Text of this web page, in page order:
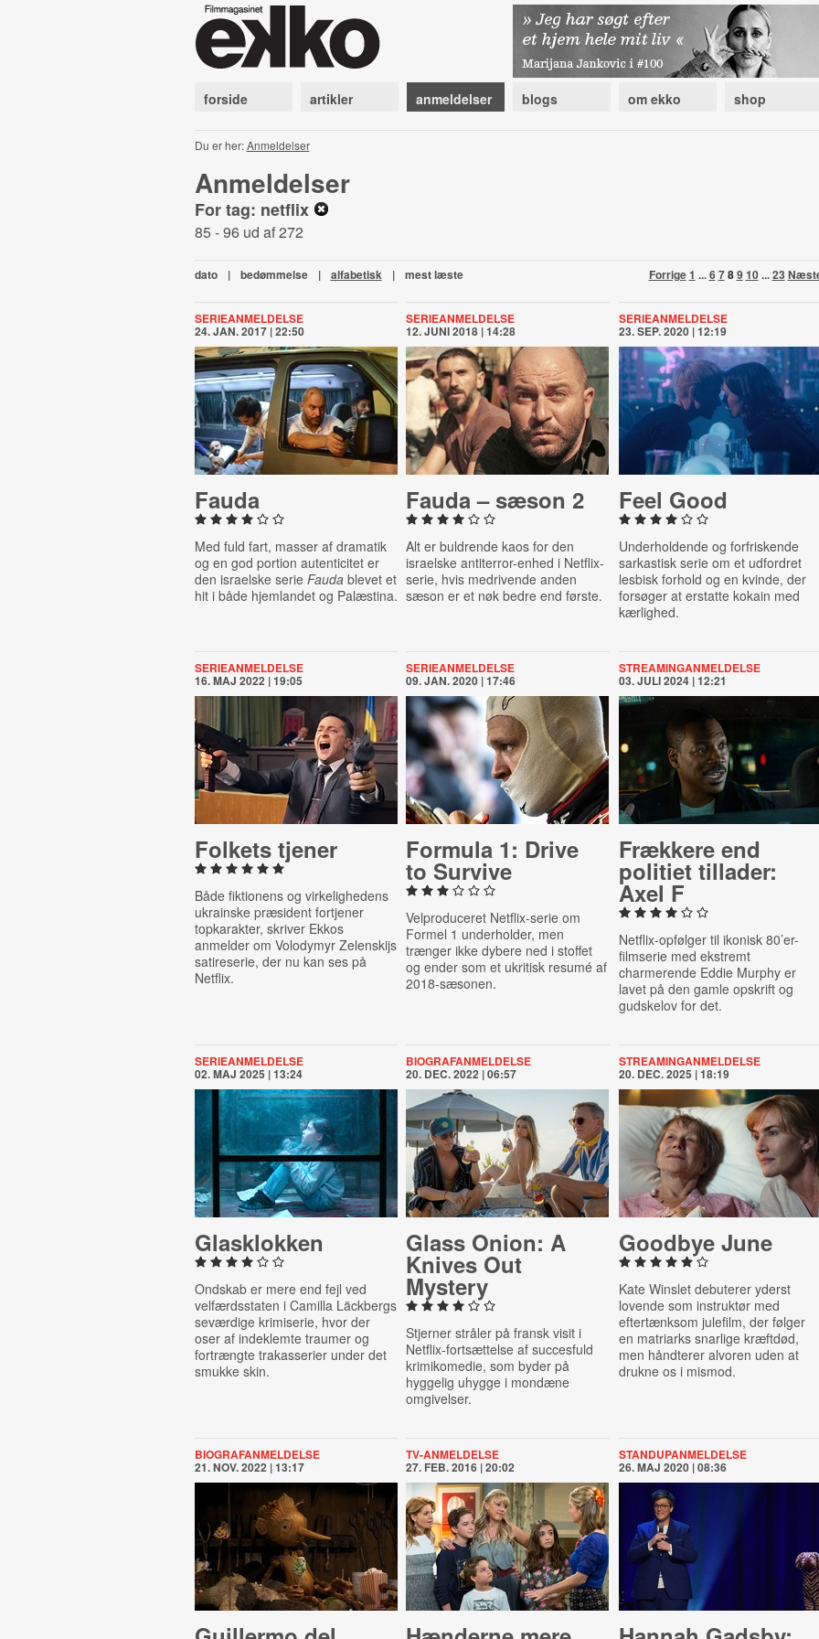
forside artikler anmeldelser blogs om ekko shop
Du er her:Anmeldelser
Anmeldelser
For tag: netflix
85 - 96 ud af 272
Forrige1 ...678910...23
dato | bedømmelse | alfabetisk | mest læste
SERIEANMELDELSE
24. JAN. 2017 | 22:50
Fauda
Med fuld fart, masser af dramatik
og en god portion autenticitet er
den israelske serie Faudablevet et
hit i både hjemlandet og Palæstina.
SERIEANMELDELSE
12. JUNI 2018 | 14:28
Fauda – sæson 2
Alt er buldrende kaos for den
israelske antiterror-enhed i Netflix-
serie, hvis medrivende anden
sæson er et nøk bedre end første.
SERIEANMELDELSE
23. SEP. 2020 | 12:19
Feel Good
Underholdende og forfriskende
sarkastisk serie om et udfordret
lesbisk forhold og en kvinde, der
forsøger at erstatte kokain med
kærlighed.
SERIEANMELDELSE
16. MAJ 2022 | 19:05
Folkets tjener
Både fiktionens og virkelighedens
ukrainske præsident fortjener
topkarakter, skriver Ekkos
anmelder om Volodymyr Zelenskijs
satireserie, der nu kan ses på
Netflix.
SERIEANMELDELSE
09. JAN. 2020 | 17:46
Formula 1: Drive
to Survive
Velproduceret Netflix-serie om
Formel 1 underholder, men
trænger ikke dybere ned i stoffet
og ender som et ukritisk resumé af
2018-sæsonen.
STREAMINGANMELDELSE
03. JULI 2024 | 12:21
Frækkere end
politiet tillader:
Axel F
Netflix-opfølger til ikonisk 80’er-
filmserie med ekstremt
charmerende Eddie Murphy er
lavet på den gamle opskrift og
gudskelov for det.
SERIEANMELDELSE
02. MAJ 2025 | 13:24
Gla­s­klok­ken
Ondskab er mere end fejl ved
velfærdsstaten i Camilla Läckbergs
seværdige krimiserie, hvor der
oser af indeklemte traumer og
fortrængte trakasserier under det
smukke skin.
BIOGRAFANMELDELSE
20. DEC. 2022 | 06:57
Glass Onion: A
Knives Out
Mystery
Stjerner stråler på fransk visit i
Netflix-fortsættelse af succesfuld
krimikomedie, som byder på
hyggelig uhygge i mondæne
omgivelser.
STREAMINGANMELDELSE
20. DEC. 2025 | 18:19
Goodbye June
Kate Winslet debuterer yderst
lovende som instruktør med
eftertænksom julefilm, der følger
en matriarks snarlige kræftdød,
men håndterer alvoren uden at
drukne os i mismod.
BIOGRAFANMELDELSE
21. NOV. 2022 | 13:17
TV-ANMELDELSE
27. FEB. 2016 | 20:02
STANDUPANMELDELSE
26. MAJ 2020 | 08:36